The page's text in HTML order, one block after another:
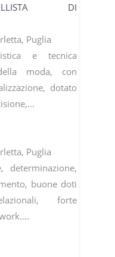
DI
Puglia
e tecnica
moda, con
dotato
Puglia
determinazione,
buone doti
forte